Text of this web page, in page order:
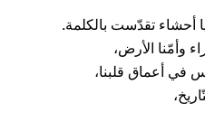
يا أحشاء تقدّست بالكلمة.
وأمّنا الأرض،
في أعماق قلبنا،